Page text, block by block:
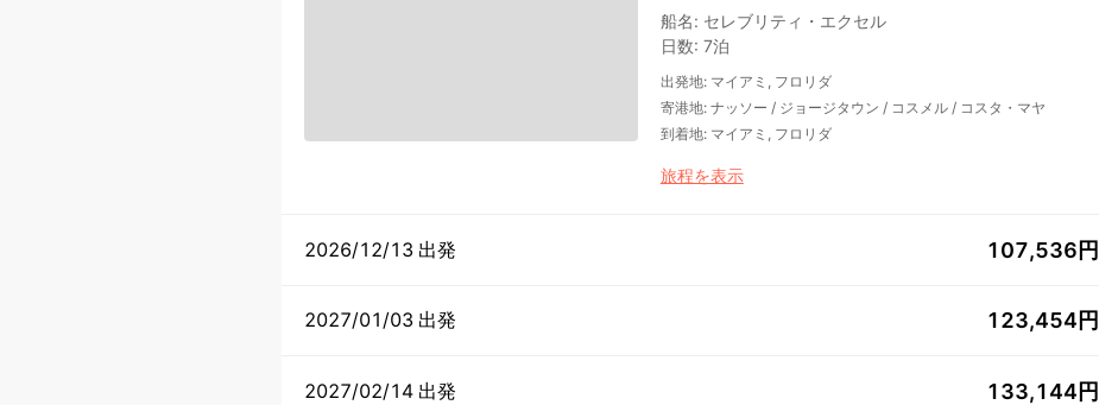
船名: セレブリティ・エクセル
日数: 7泊
出発地: マイアミ, フロリダ
寄港地: ナッソー / ジョージタウン / コスメル/ コスタ・マヤ
到着地: マイアミ, フロリダ
旅程を表示
2026/12/13 出発 107,536円
2027/01/03 出発 123,454円
2027/02/14 出発 133,144円